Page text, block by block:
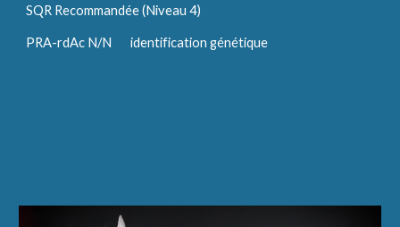
SQR Recommandée (Niveau 4)
PRA-rdAc N/N       identification génétique